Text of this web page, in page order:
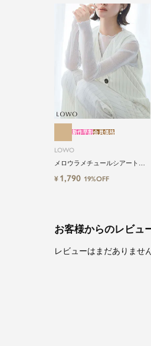
LOWO
メロウラメチュールシアートッ
プス
新作早割会員価格
¥ 1,790 19%OFF
お客様からのレビュ
レビューはまだありませ